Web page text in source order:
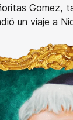
un viaje a